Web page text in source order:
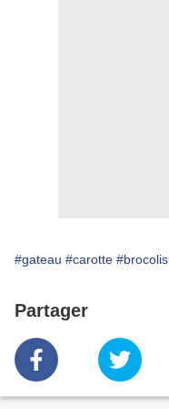
#gateau #carotte #brocolis
Partager